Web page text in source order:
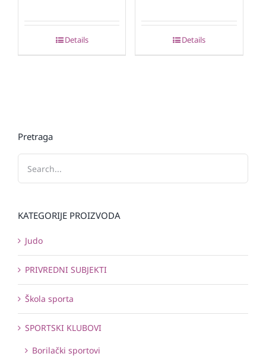
Details Details
Pretraga
KATEGORIJE PROIZVODA
Judo
PRIVREDNI SUBJEKTI
Škola sporta
SPORTSKI KLUBOVI
Borilački sportovi